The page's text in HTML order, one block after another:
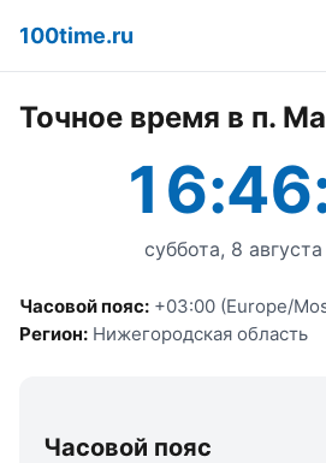
100time.ru
Точное время в п.
суббота, 8
Часовой пояс: +03:00 (Europe/
Регион: Нижегородская область
Часовой пояс